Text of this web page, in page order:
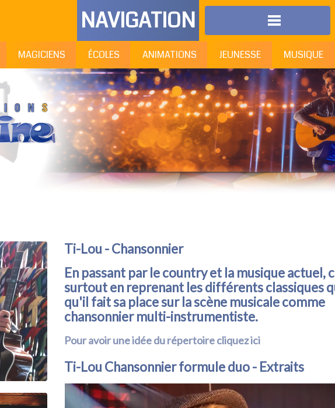
NAVIGATION
MAGICIENS ÉCOLES ANIMATIONS JEUNESSE MUSIQUE
Ti-Lou - Chansonnier
En passant par le country et la musique actuel,
surtout en reprenant les différents classiques
qu'il fait sa place sur la scène musicale comme
chansonnier multi-instrumentiste.
Pour avoir une idée du répertoire cliquez ici
Ti-Lou Chansonnier formule duo - Extraits